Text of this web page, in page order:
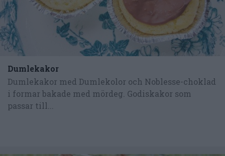
Dumlekakor
Dumlekakor med Dumlekolor och Noblesse-choklad
i formar bakade med mördeg. Godiskakor som
passar till...